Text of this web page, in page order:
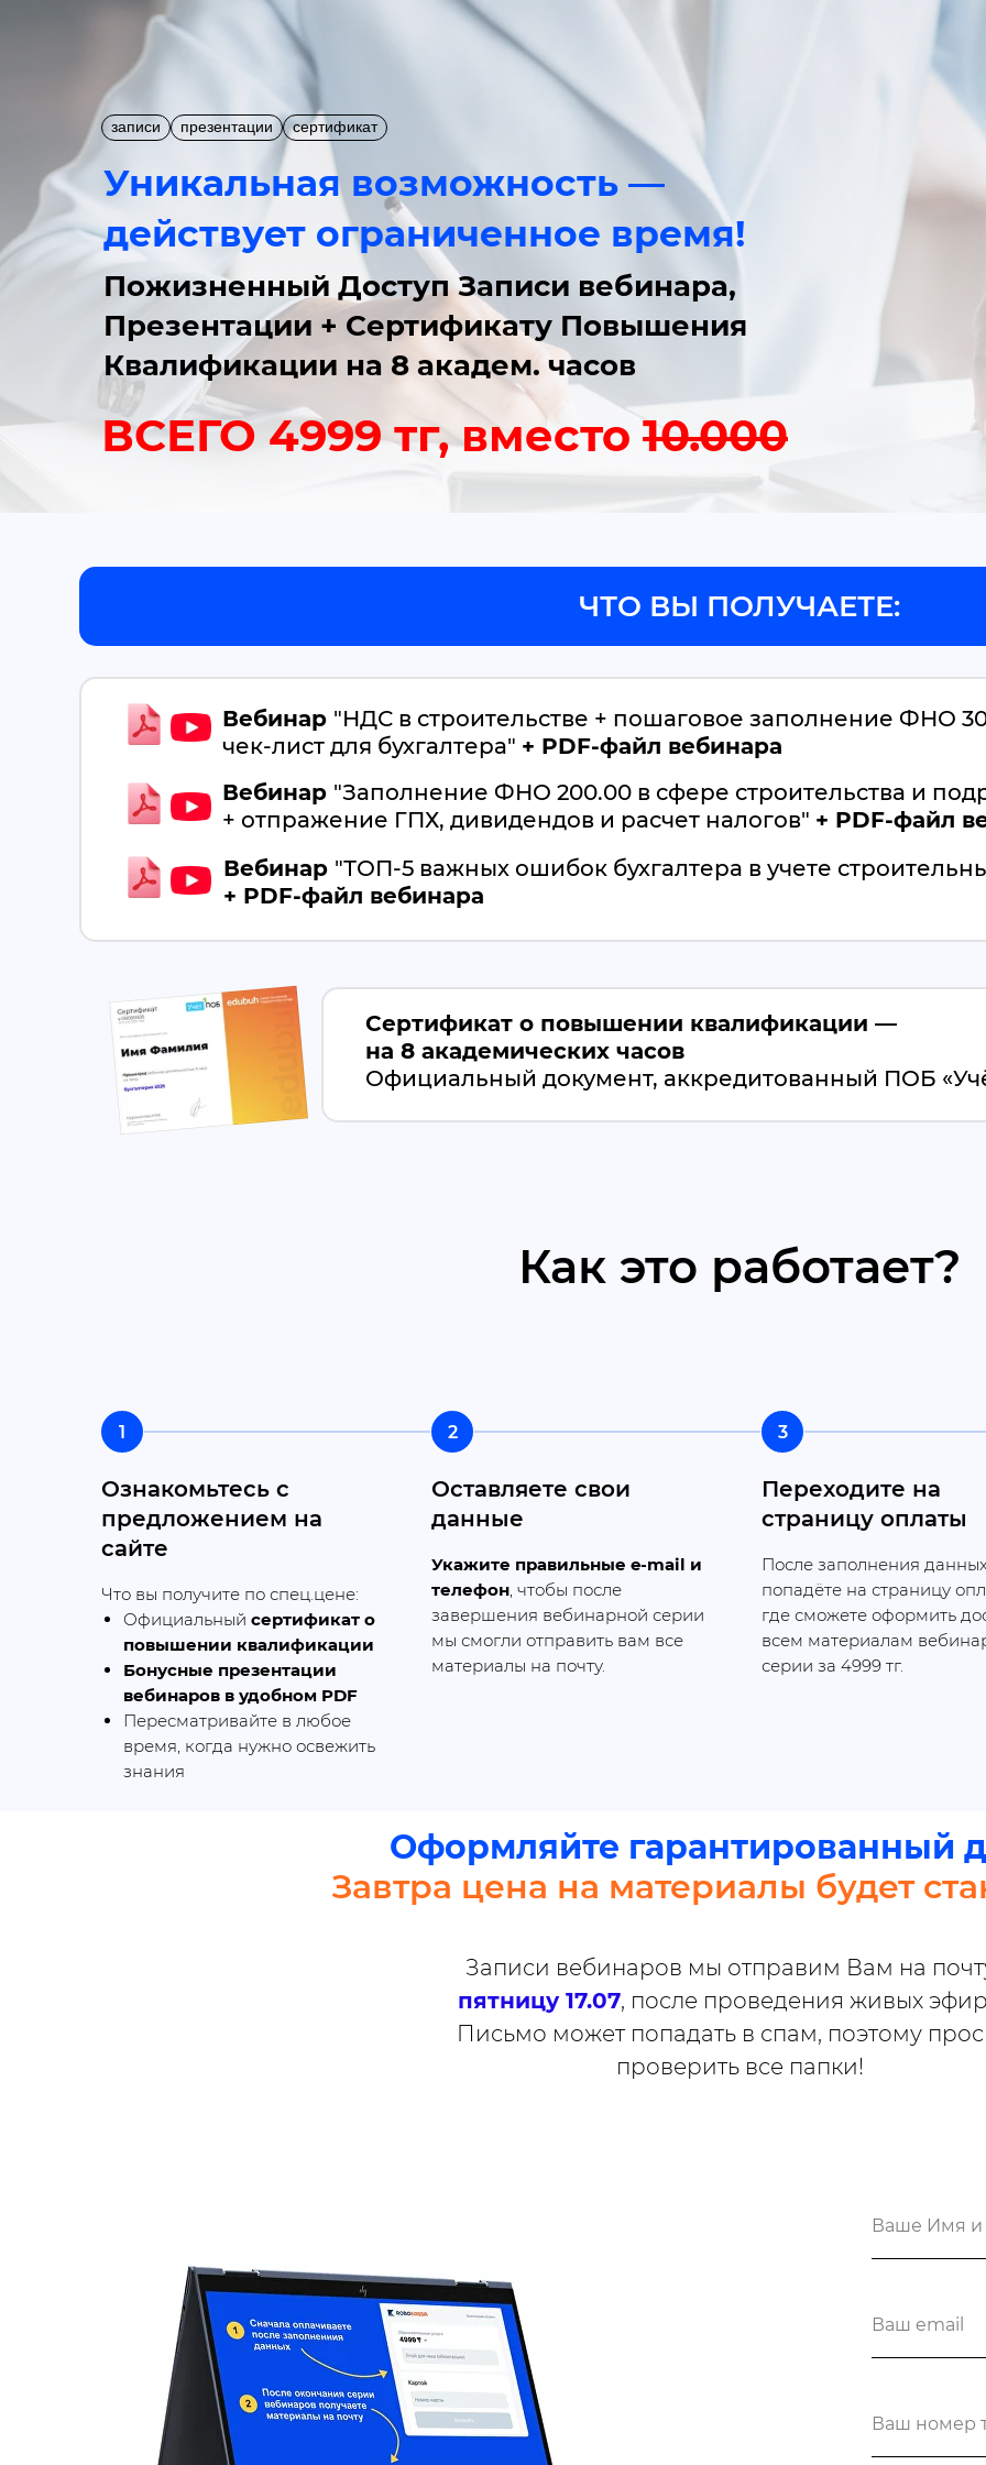
записи презентации сертификат
Пожизненный ДоступЗаписи вебинара,
Презентации + Сертификату Повышения
Квалификации на 8 академ. часов
Уникальная возможность —
действует ограниченное время!
ВСЕГО 4999 тг, вместо10.000
ЧТО ВЫ ПОЛУЧАЕТЕ:
Вебинар "ТОП-5 важных ошибок бухгалтера в учете
+ PDF-файл вебинара
Вебинар "Заполнение ФНО 200.00 в сфере строительства и
+ отпражение ГПХ, дивидендов и расчет налогов" + PDF-файл
Вебинар "НДС в строительстве + пошаговое заполнение ФНО
чек-лист для бухгалтера" + PDF-файл вебинара
Сертификат о повышении квалификации —
на 8 академических часов
Официальный документ, аккредитованный ПОБ
Как это работает?
Ознакомьтесь с
предложением на
сайте
Что вы получите по спец.цене:
Официальный сертификат о
повышении квалификации
Бонусные презентации
вебинаров в удобном PDF
Пересматривайте в любое
время, когда нужно освежить
знания
Оставляете свои
данные
Укажите правильные e-mail и
телефон, чтобы после
завершения вебинарной серии
мы смогли отправить вам все
материалы на почту.
Переходите на
страницу оплаты
После заполнения
попадёте на страницу
где сможете оформить
всем материалам
серии за 4999 тг.
Оформляйте гарантированный
Завтра цена на материалы будет
Записи вебинаров мы отправим Вам на
пятницу 17.07, после проведения живых
Письмо может попадать в спам, поэтому
проверить все папки!